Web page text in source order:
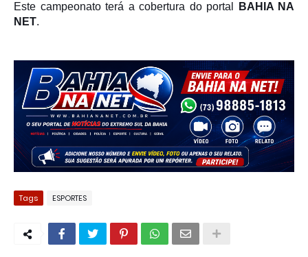
Este campeonato terá a cobertura do portal
BAHIA NA
NET.
Tags ESPORTES